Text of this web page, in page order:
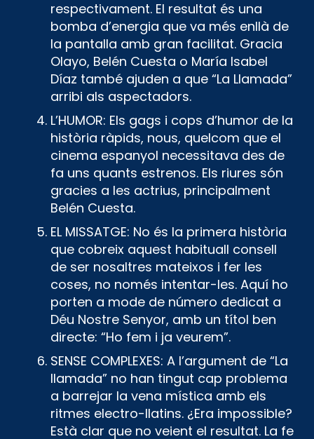
respectivament. El resultat és una
bomba d’energia que va més enllà de
la pantalla amb gran facilitat. Gracia
Olayo, Belén Cuesta o María Isabel
Díaz també ajuden a que “La Llamada”
arribi als aspectadors.
L’HUMOR: Els gags i cops d’humor de la
història ràpids, nous, quelcom que el
cinema espanyol necessitava des de
fa uns quants estrenos. Els riures són
gracies a les actrius, principalment
Belén Cuesta.
EL MISSATGE: No és la primera història
que cobreix aquest habituall consell
de ser nosaltres mateixos i fer les
coses, no només intentar-les. Aquí ho
porten a mode de número dedicat a
Déu Nostre Senyor, amb un títol ben
directe: “Ho fem i ja veurem”.
SENSE COMPLEXES: A l’argument de “La
llamada” no han tingut cap problema
a barrejar la vena mística amb els
ritmes electro-llatins. ¿Era impossible?
Està clar que no veient el resultat. La fe